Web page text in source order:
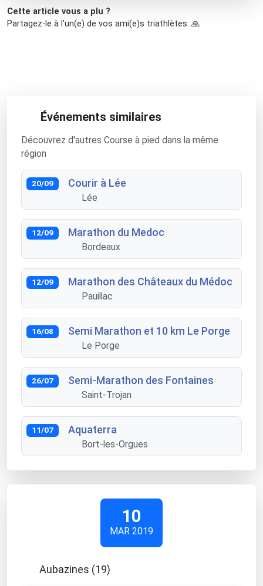
Cette article vous a plu ?
Partagez-le à l'un(e) de vos ami(e)s triathlètes. 🙏
Événements similaires
Découvrez d'autres Course à pied dans la même
région
20/09 Courir à Lée
Lée
12/09 Marathon du Medoc
Bordeaux
12/09 Marathon des Châteaux du Médoc
Pauillac
16/08 Semi Marathon et 10 km Le Porge
Le Porge
26/07 Semi-Marathon des Fontaines
Saint-Trojan
11/07 Aquaterra
Bort-les-Orgues
10
MAR 2019
Aubazines (19)